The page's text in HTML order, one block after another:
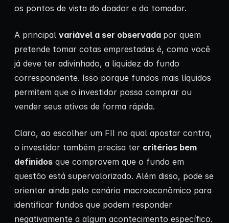
os pontos de vista do doador e do tomador.
A principal variável a ser observada por quem
pretende tomar cotas emprestadas é, como você
já deve ter adivinhado, a liquidez do fundo
correspondente. Isso porque fundos mais líquidos
permitem que o investidor possa comprar ou
vender seus ativos de forma rápida.
Claro, ao escolher um FII no qual apostar contra,
o investidor também precisa ter critérios bem
definidos que comprovem que o fundo em
questão está supervalorizado. Além disso, pode se
orientar ainda pelo cenário macroeconômico para
identificar fundos que podem responder
negativamente a algum acontecimento específico.